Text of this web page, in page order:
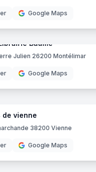
Google Maps
Baume
Julien 26200 Montélimar
Google Maps
de vienne
38200 Vienne
Google Maps